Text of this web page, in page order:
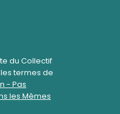
du Collectif
termes de
- Pas
les Mêmes